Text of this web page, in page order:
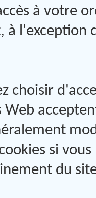
à votre
à l'exception
choisir
Web
si
du